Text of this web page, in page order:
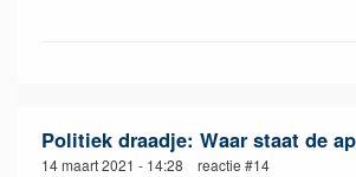
Politiek draadje: Waar staat de
14 maart 2021 - 14:28 reactie #14